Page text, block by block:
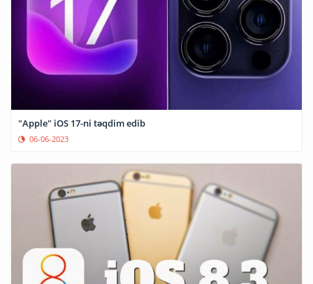
"Apple" iOS 17-ni təqdim edib
06-06-2023